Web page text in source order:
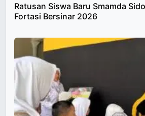
Ratusan Siswa Baru Smamda
Fortasi Bersinar 2026